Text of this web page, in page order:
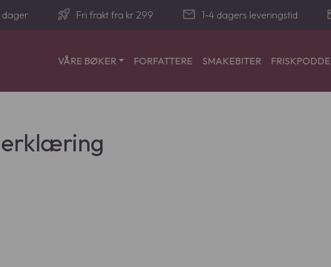
dager rocket_launch Fri frakt fra kr 299 mail 1-4 dagers leveringstid
VÅRE BØKER FORFATTERE SMAKEBITER